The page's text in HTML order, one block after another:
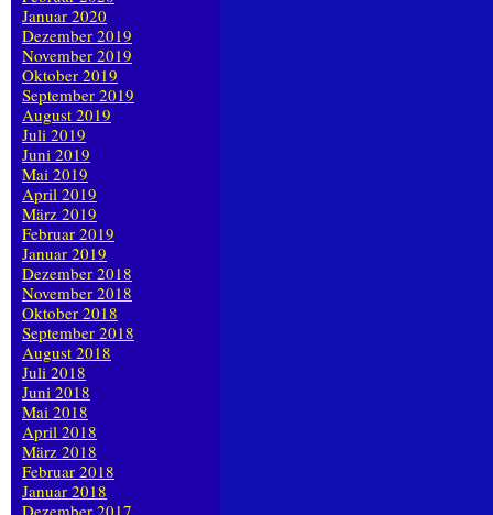
Januar 2020
Dezember 2019
November 2019
Oktober 2019
September 2019
August 2019
Juli 2019
Juni 2019
Mai 2019
April 2019
März 2019
Februar 2019
Januar 2019
Dezember 2018
November 2018
Oktober 2018
September 2018
August 2018
Juli 2018
Juni 2018
Mai 2018
April 2018
März 2018
Februar 2018
Januar 2018
Dezember 2017